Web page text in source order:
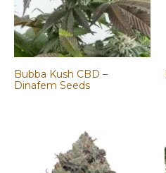
Bubba Kush CBD –
Dinafem Seeds